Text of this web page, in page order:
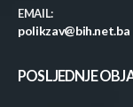
EMAIL:
polikzav@bih.net.ba
POSLJEDNJE